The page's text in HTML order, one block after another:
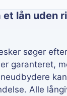
Fortrydelsesret 14
et lån uden
søger
garanteret,
Alle